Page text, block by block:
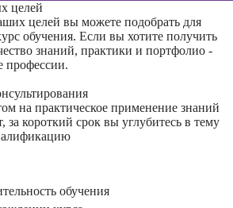
целей
целей вы можете подобрать для
обучения. Если вы хотите получить
знаний, практики и портфолио -
профессии.
на практическое применение знаний
за короткий срок вы углубитесь в тему
обучения